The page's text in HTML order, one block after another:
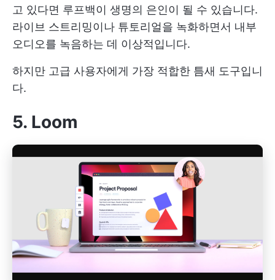
고 있다면 루프백이 생명의 은인이 될 수 있습니다.
라이브 스트리밍이나 튜토리얼을 녹화하면서 내부
오디오를 녹음하는 데 이상적입니다.
하지만 고급 사용자에게 가장 적합한 틈새 도구입니
다.
5. Loom